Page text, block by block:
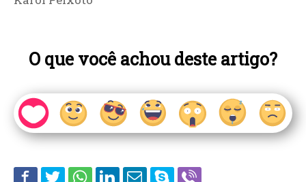
O que você achou deste artigo?